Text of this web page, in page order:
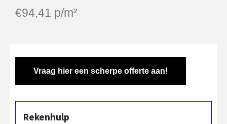
€94,41 p/m²
Vraag hier een scherpe offerte aan!
Rekenhulp